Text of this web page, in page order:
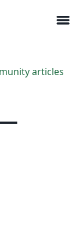
menu
articles